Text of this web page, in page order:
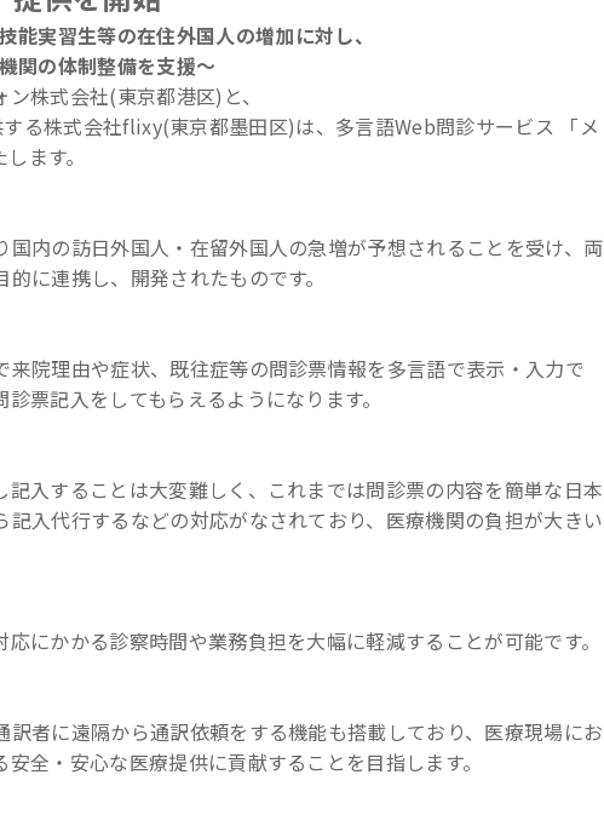
能実習生等の在住外国人の増加に対し、
関の体制整備を支援～
株式会社(東京都港区)と、
る株式会社flixy(東京都墨田区)は、多言語Web問診サービス 「メ
ます。
内の訪日外国人・在留外国人の急増が予想されることを受け、両
に連携し、開発されたものです。
院理由や症状、既往症等の問診票情報を多言語で表示・入力で
票記入をしてもらえるようになります。
入することは大変難しく、これまでは問診票の内容を簡単な日本
入代行するなどの対応がなされており、医療機関の負担が大きい
にかかる診察時間や業務負担を大幅に軽減することが可能です。
者に遠隔から通訳依頼をする機能も搭載しており、医療現場にお
全・安心な医療提供に貢献することを目指します。